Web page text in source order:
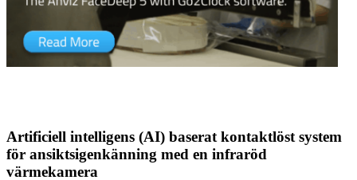
Artificiell intelligens (AI) baserat kontaktlöst system
för ansiktsigenkänning med en infraröd
värmekamera